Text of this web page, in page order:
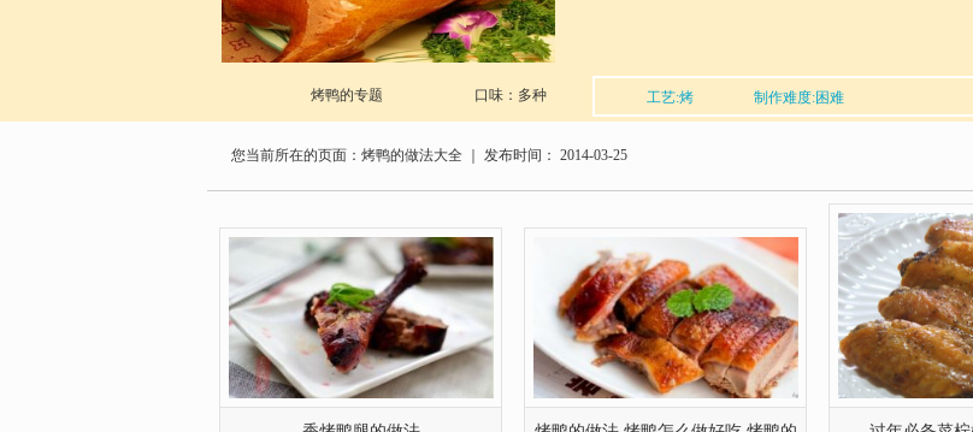
烤鸭的专题 口味：多种 工艺:烤 制作难度:困难
您当前所在的页面：烤鸭的做法大全 ｜ 发布时间： 2014-03-25